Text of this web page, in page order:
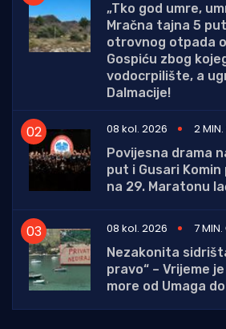
„Tko god umre,
Mračna tajna 5
otrovnog otpada
Gospiću zbog
vodocrpilište, a
Dalmacije!
08 kol. 2026
2
Povijesna drama
put i Gusari
na 29. Maratonu
08 kol. 2026
7
Nezakonita
pravo“ – Vrijeme
more od Umaga